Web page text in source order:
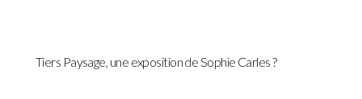
Tiers Paysage, une exposition de Sophie Carles ?